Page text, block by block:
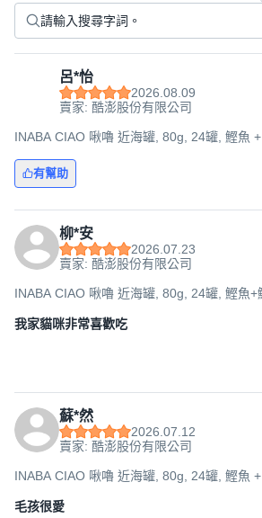
呂*怡
2026.08.09
賣家: 酷澎股份有限公司
INABA CIAO 啾嚕 近海罐, 80g, 24罐, 鰹魚
有幫助
柳*安
2026.07.23
賣家: 酷澎股份有限公司
INABA CIAO 啾嚕 近海罐, 80g, 24罐, 鰹魚+
我家貓咪非常喜歡吃
蘇*然
2026.07.12
賣家: 酷澎股份有限公司
INABA CIAO 啾嚕 近海罐, 80g, 24罐, 鰹魚
毛孩很愛